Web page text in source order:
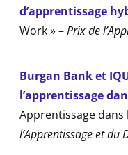
d’apprentissage
Work » –Prix de
Burgan Bank et
l’apprentissage
Apprentissage dans
l’Apprentissage et du